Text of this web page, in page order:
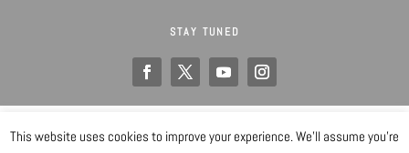
STAY TUNED
EGO IS A CONSORTIUM OF
@ Copyright EGO 2019
This website uses cookies to improve your experience. We'll assume you're